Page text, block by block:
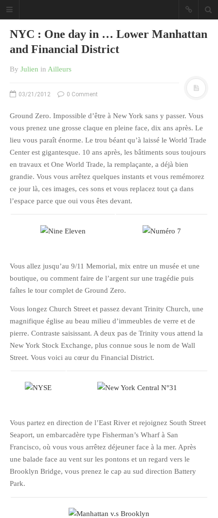
CATÉGORIES
Ailleurs
Culture
Ma Vie.com
Miaaam!
Pendant Ce Temps À Véra Cruz
Pix&Music
Vendredi Cinéma
BLOGROLL
David
Delphine
avril 2016
février 2016
janvier 2016
octobre 2014
NYC : One day in … Lower Manhattan
and Financial District
By Julien in Ailleurs
03/21/2012 0 Comment
Ground Zero. Impossible d’être à New York sans y passer. Vous
vous prenez une grosse claque en pleine face, dix ans après. Le
lieu vous paraît énorme. Le trou béant qu’à laissé le World Trade
Center est gigantesque. 10 ans après, les bâtiments sous toujours
en travaux et One World Trade, la remplaçante, a déjà bien
grandie. Vous vous arrêtez quelques instants et vous remémorez
ce jour là, ces images, ces sons et vous replacez tout ça dans
l’espace parce que oui vous êtes devant.
Vous allez jusqu’au 9/11 Memorial, mix entre un musée et une
boutique, ou comment faire de l’argent sur une tragédie puis
faîtes le tour complet de Ground Zero.
Vous longez Church Street et passez devant Trinity Church, une
magnifique église au beau milieu d’immeubles de verre et de
pierre. Contraste saisissant. A deux pas de Trinity vous attend la
New York Stock Exchange, plus connue sous le nom de Wall
Street. Vous voici au cœur du Financial District.
Vous partez en direction de l’East River et rejoignez South Street
Seaport, un embarcadère type Fisherman’s Wharf à San
Francisco, où vous vous arrêtez déjeuner face à la mer. Après
une balade face au vent sur les pontons et un regard vers le
Brooklyn Bridge, vous prenez le cap au sud direction Battery
Park.